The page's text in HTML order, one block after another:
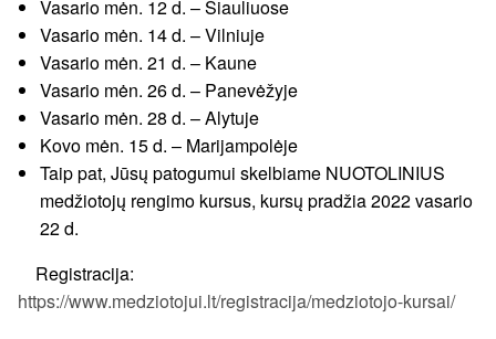
Vasario mėn. 12 d. – Šiauliuose
Vasario mėn. 14 d. – Vilniuje
Vasario mėn. 21 d. – Kaune
Vasario mėn. 26 d. – Panevėžyje
Vasario mėn. 28 d. – Alytuje
Kovo mėn. 15 d. – Marijampolėje
Taip pat, Jūsų patogumui skelbiame NUOTOLINIUS
medžiotojų rengimo kursus, kursų pradžia 2022 vasario
22 d.
Registracija:
https://www.medziotojui.lt/registracija/medziotojo-kursai/